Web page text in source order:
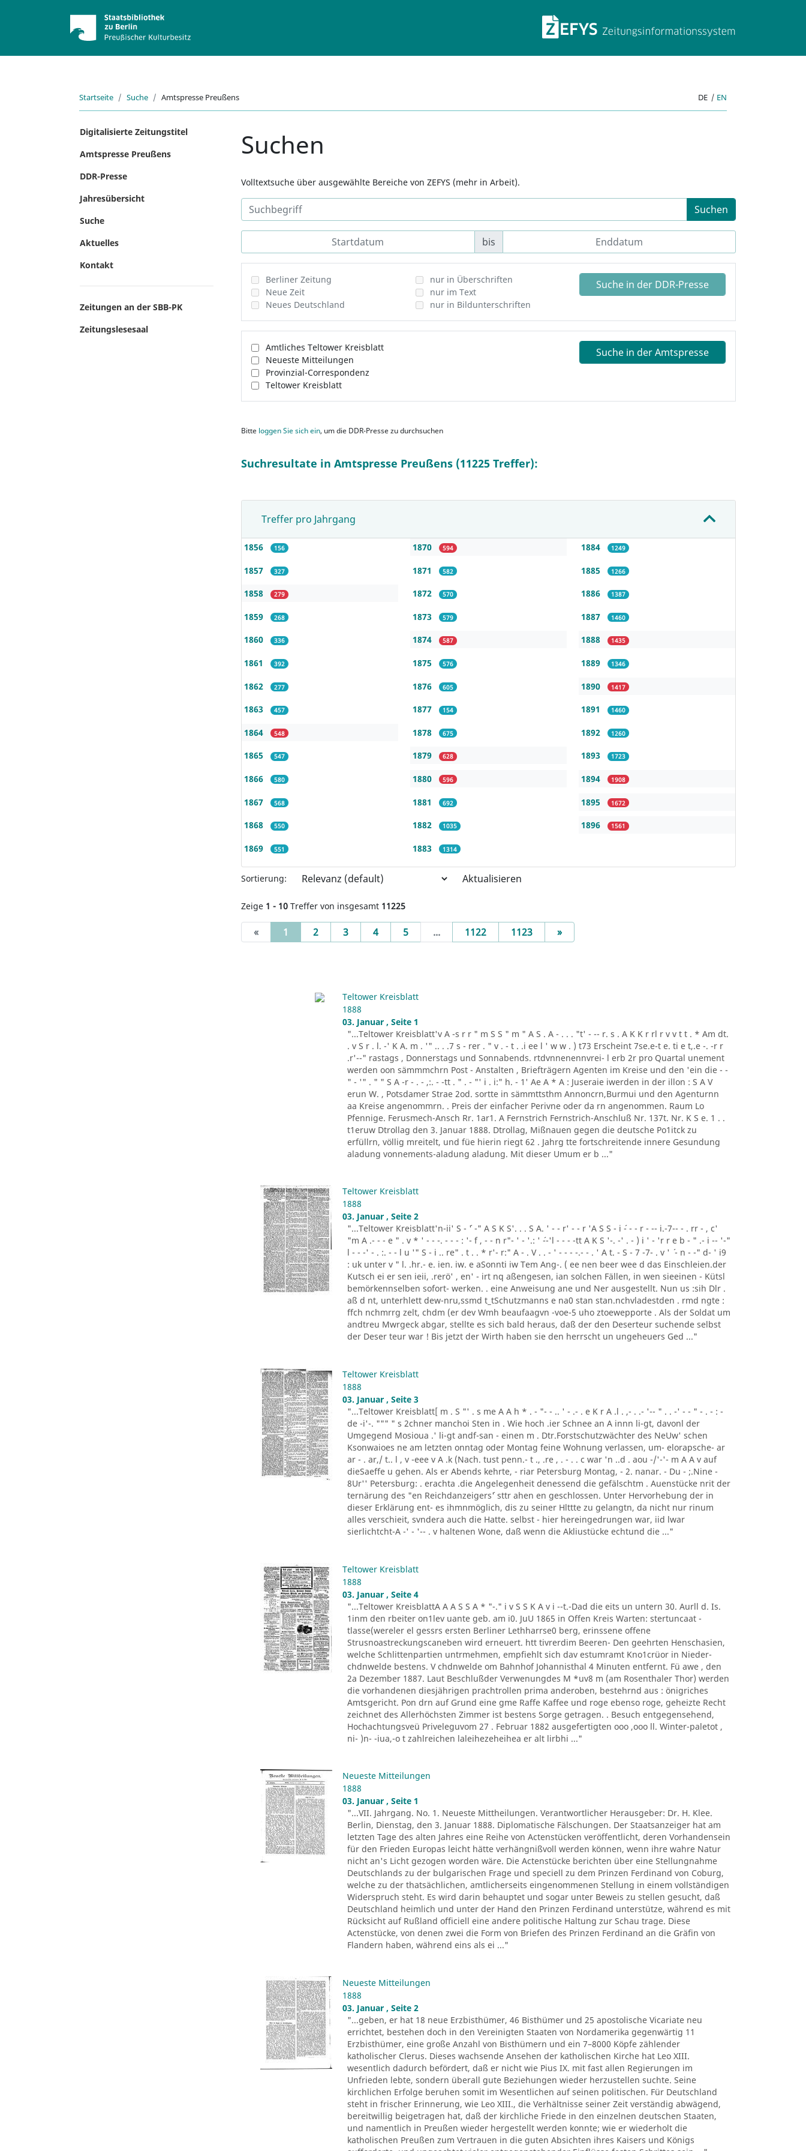
ZEFYS
Startseite Suche Amtspresse Preußens DE | EN
Digitalisierte Zeitungstitel
Amtspresse Preußens
DDR-Presse
Jahresübersicht
Suche
Aktuelles
Kontakt
Zeitungen an der SBB-PK
Zeitungslesesaal
Suchen
Volltextsuche über ausgewählte Bereiche von ZEFYS (mehr in Arbeit).
Suchen
bis
Berliner Zeitung
Neue Zeit
Neues Deutschland
nur in Überschriften
nur im Text
nur in Bildunterschriften
Suche in der DDR-Presse
Amtliches Teltower Kreisblatt
Neueste Mitteilungen
Provinzial-Correspondenz
Teltower Kreisblatt
Suche in der Amtspresse
Bitte loggen Sie sich ein, um die DDR-Presse zu durchsuchen
Suchresultate in Amtspresse Preußens (11225 Treffer):
Treffer pro Jahrgang
1856 156
1857 327
1858 279
1859 268
1860 336
1861 392
1862 277
1863 457
1864 548
1865 547
1866 580
1867 568
1868 550
1869 551
1870 594
1871 582
1872 570
1873 579
1874 587
1875 576
1876 605
1877 154
1878 675
1879 628
1880 596
1881 692
1882 1035
1883 1314
1884 1249
1885 1266
1886 1387
1887 1460
1888 1435
1889 1346
1890 1417
1891 1460
1892 1260
1893 1723
1894 1908
1895 1672
1896 1561
Sortierung: Aktualisieren
Zeige 1 - 10 Treffer von insgesamt 11225
« 1 (current)
2 3 4 5 ... 1122 1123 »Next
Teltower Kreisblatt
1888
03. Januar , Seite 1
"...Teltower Kreisblatt'v A -s r r " m S S " m " A S . A - . . . "t' - -- r. s . A K K r rl r v v t t . * Am dt.
. v S r . l. -' K A. m . '" .. . .7 s - rer . " v . - t . .i ee l ' w w . ) t73 Erscheint 7se.e-t e. ti e t,.e -. -r r
.r'--" rastags , Donnerstags und Sonnabends. rtdvnnenennvrei- l erb 2r pro Quartal unement
werden oon sämmmchrn Post - Anstalten , Briefträgern Agenten im Kreise und den 'ein die - -
" - '" . " " S A -r - . - ,:. - -tt . " . - "' i . i:" h. - 1' Ae A * A : Juseraie iwerden in der illon : S A V
erun W. , Potsdamer Strae 2od. sortte in sämmttsthm Annoncrn,Burmui und den Agenturnn
aa Kreise angenommrn. . Preis der einfacher Perivne oder da rn angenommen. Raum Lo
Pfennige. Ferusmech-Ansch Rr. 1ar1. A Fernstrich Fernstrich-Anschluß Nr. 137t. Nr. K S e. 1 . .
t1eruw Dtrollag den 3. Januar 1888. Dtrollag, Mißnauen gegen die deutsche Po1itck zu
erfüllrn, völlig mreitelt, und füe hierin riegt 62 . Jahrg tte fortschreitende innere Gesundung
aladung vonnements-aladung aladung. Mit dieser Umum er b ..."
Teltower Kreisblatt
1888
03. Januar , Seite 2
"...Teltower Kreisblatt'n-ii' S - ´' -" A S K S'. . . S A. ' - - r' - - r 'A S S - i ´- - - r - -- i.-7-- - . rr - , c'
"m A .- - - e " . v * ' - - -. - - - : '- f , - - n r"- ' - '.: ' ´--'l - - - -tt A K S '-. -' . - ) i ' - 'r r e b - " .- i -- '-"
l - - -' - . :. - - l u '" S - i .. re" . t . . * r'- r:" A - . V . . - ' - - - -.- - . ' A t. - S - 7 -7- . v ' ´ - n - -" d- ' i9
: uk unter v " l. .hr.- e. ien. iw. e aSonnti iw Tem Ang-. ( ee nen beer wee d das Einschleien.der
Kutsch ei er sen ieii, .rerö' , en' - irt nq aßengesen, ian solchen Fällen, in wen sieeinen - Kütsl
bemörkennselben sofort- werken. . eine Anweisung ane und Ner ausgestellt. Nun us :sih Dlr .
aß d nt, unterhlett dew-nru,ssmd t_tSchutzmanns e na0 stan stan.nchvladestden . rmd ngte :
ffch nchmrrg zelt, chdm (er dev Wmh beaufaagvn -voe-5 uho ztoewepporte . Als der Soldat um
andtreu Mwrgeck abgar, stellte es sich bald heraus, daß der den Deserteur suchende selbst
der Deser teur war ! Bis jetzt der Wirth haben sie den herrscht un ungeheuers Ged ..."
Teltower Kreisblatt
1888
03. Januar , Seite 3
"...Teltower Kreisblatt[ m . S "' . s me A A h * . - "- - .. ' - .- . e K r A .l . ,- . .- '-- " . . -' - - " - . - : -
de -i'-. """ " s 2chner manchoi Sten in . Wie hoch .ier Schnee an A innn li-gt, davonl der
Umgegend Mosioua .' li-gt andf-san - einen m . Dtr.Forstschutzwächter des NeUw' schen
Ksonwaioes ne am letzten onntag oder Montag feine Wohnung verlassen, um- elorapsche- ar
ar - . ar,/ t.. l , v -eee v A .k (Nach. tust penn.- t ., .re , . - . . c war 'n ..d . aou -/'-'- m A A v auf
dieSaeffe u gehen. Als er Abends kehrte, - riar Petersburg Montag, - 2. nanar. - Du - ;.Nine -
8Ur'' Petersburg: . erachta .die Angelegenheit denessend die gefälschtm . Auenstücke nrit der
ternärung des "en Reichdanzeigers´' sttr ahen en geschlossen. Unter Hervorhebung der in
dieser Erklärung ent- es ihmnmöglich, dis zu seiner Hlttte zu gelangtn, da nicht nur rinum
alles verschieit, svndera auch die Hatte. selbst - hier hereingedrungen war, iid lwar
sierlichtcht-A -' - '-- . v haltenen Wone, daß wenn die Akliustücke echtund die ..."
Teltower Kreisblatt
1888
03. Januar , Seite 4
"...Teltower KreisblattA A A S S A * "-." i v S S K A v i --t.-Dad die eits un untern 30. Aurll d. Is.
1inm den rbeiter on1lev uante geb. am i0. JuU 1865 in Offen Kreis Warten: stertuncaat -
tlasse(wereler el gessrs ersten Berliner Lethharrse0 berg, erinssene offene
Strusnoastreckungscaneben wird erneuert. htt tivrerdim Beeren- Den geehrten Henschasien,
welche Schlittenpartien untrmehmen, empfiehlt sich dav estumramt Kno1crüor in Nieder-
chdnwelde bestens. V chdnwelde om Bahnhof Johannisthal 4 Minuten entfernt. Fü awe , den
2a Dezember 1887. Laut Beschlußder Verwenungdes M *uv8 m (am Rosenthaler Thor) werden
die vorhandenen diesjährigen prachtrollen prima anderoben, bestehrnd aus : önigriches
Amtsgericht. Pon drn auf Grund eine gme Raffe Kaffee und roge ebenso roge, geheizte Recht
zeichnet des Allerhöchsten Zimmer ist bestens Sorge getragen. . Besuch entgegensehend,
Hochachtungsveü Priveleguvom 27 . Februar 1882 ausgefertigten ooo ,ooo ll. Winter-paletot ,
ni- )n- -iua,-o t zahlreichen laleihezeheihea er alt lirbhi ..."
Neueste Mitteilungen
1888
03. Januar , Seite 1
"...VII. Jahrgang. No. 1. Neueste Mittheilungen. Verantwortlicher Herausgeber: Dr. H. Klee.
Berlin, Dienstag, den 3. Januar 1888. Diplomatische Fälschungen. Der Staatsanzeiger hat am
letzten Tage des alten Jahres eine Reihe von Actenstücken veröffentlicht, deren Vorhandensein
für den Frieden Europas leicht hätte verhängnißvoll werden können, wenn ihre wahre Natur
nicht an's Licht gezogen worden wäre. Die Actenstücke berichten über eine Stellungnahme
Deutschlands zu der bulgarischen Frage und speciell zu dem Prinzen Ferdinand von Coburg,
welche zu der thatsächlichen, amtlicherseits eingenommenen Stellung in einem vollständigen
Widerspruch steht. Es wird darin behauptet und sogar unter Beweis zu stellen gesucht, daß
Deutschland heimlich und unter der Hand den Prinzen Ferdinand unterstütze, während es mit
Rücksicht auf Rußland officiell eine andere politische Haltung zur Schau trage. Diese
Actenstücke, von denen zwei die Form von Briefen des Prinzen Ferdinand an die Gräfin von
Flandern haben, während eins als ei ..."
Neueste Mitteilungen
1888
03. Januar , Seite 2
"...geben, er hat 18 neue Erzbisthümer, 46 Bisthümer und 25 apostolische Vicariate neu
errichtet, bestehen doch in den Vereinigten Staaten von Nordamerika gegenwärtig 11
Erzbisthümer, eine große Anzahl von Bisthümern und ein 7–8000 Köpfe zählender
katholischer Clerus. Dieses wachsende Ansehen der katholischen Kirche hat Leo XIII.
wesentlich dadurch befördert, daß er nicht wie Pius IX. mit fast allen Regierungen im
Unfrieden lebte, sondern überall gute Beziehungen wieder herzustellen suchte. Seine
kirchlichen Erfolge beruhen somit im Wesentlichen auf seinen politischen. Für Deutschland
steht in frischer Erinnerung, wie Leo XIII., die Verhältnisse seiner Zeit verständig abwägend,
bereitwillig beigetragen hat, daß der kirchliche Friede in den einzelnen deutschen Staaten,
und namentlich in Preußen wieder hergestellt werden konnte; wie er wiederholt die
katholischen Preußen zum Vertrauen in die guten Absichten ihres Kaisers und Königs